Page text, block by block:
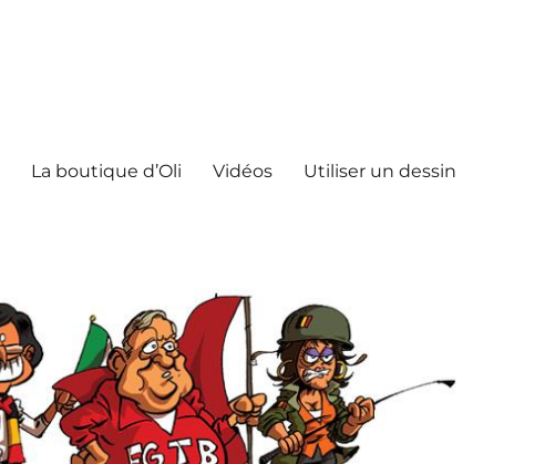
La boutique d’Oli Vidéos Utiliser un dessin